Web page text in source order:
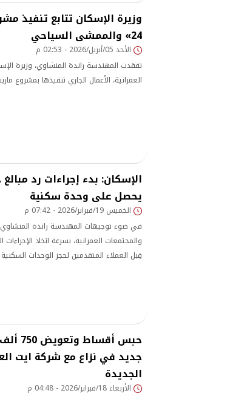
24» والممشى السياحي
الأحد 05/أبريل/2026 - 02:53 م
تفقدت المهندسة راندة المنشاوي، وزيرة
العمرانية، الأعمال الجاري تنفيذها بمشروع مارينا 8 بقرى مارينا
الإسكان: بدء إجراءات رد
يحصل على وحدة سكنية
الخميس 19/فبراير/2026 - 07:42 م
في ضوء توجيهات المهندسة راندة المنشاوي
والمجتمعات العمرانية، بسرعة اتخاذ الإجراءات
قِبل العملاء المتقدمين لحجز الوحدات
حبس
جديد في نزاع مع شركة ايت
الجديدة
الأربعاء 18/فبراير/2026 - 04:48 م